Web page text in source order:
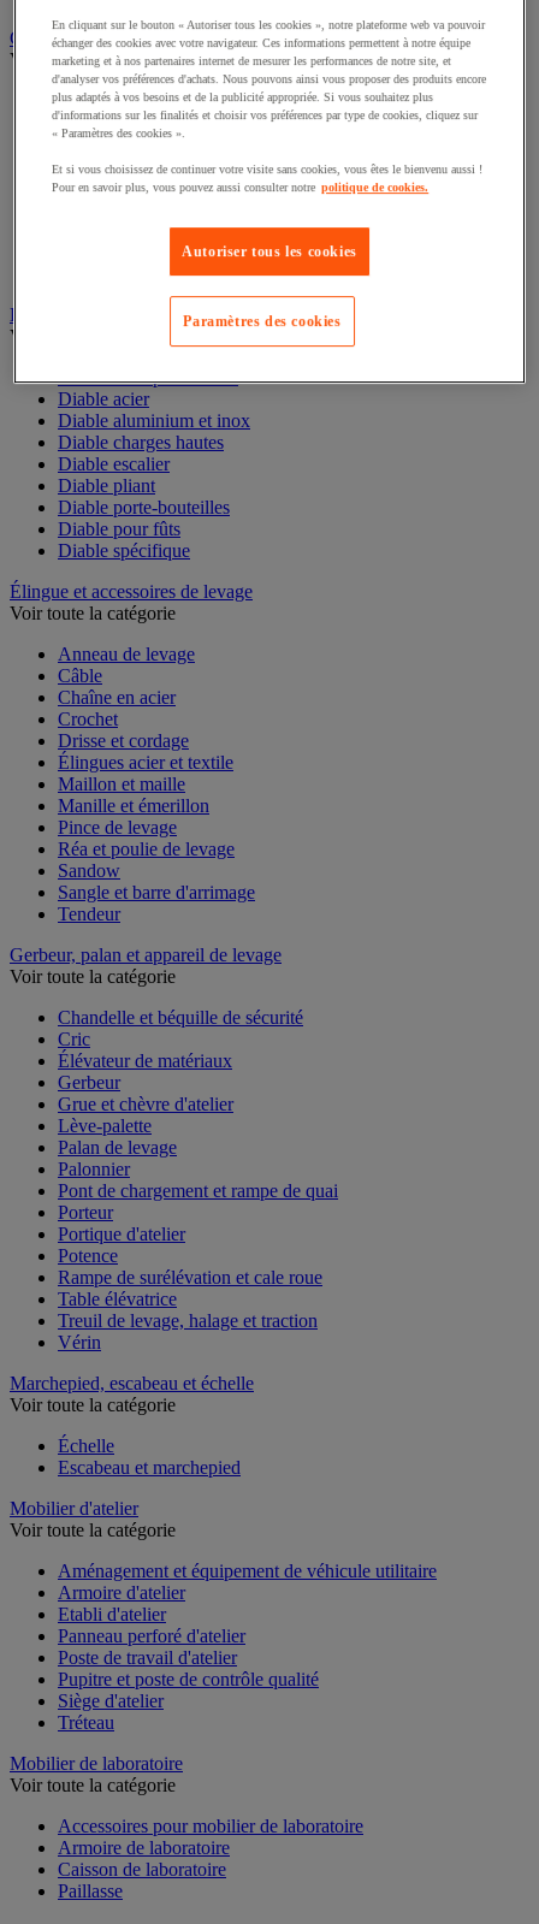
Convoyeur
Voir toute la catégorie
Accessoires pour convoyeur
Bille de manutention
Convoyeur à rouleaux
Convoyeur extensible et mobile
Convoyeur motorisé à bande
Rail et barrette de manutention
Rouleau de manutention et galet pour convoyeur
Diable
Voir toute la catégorie
Accessoires pour diable
Diable acier
Diable aluminium et inox
Diable charges hautes
Diable escalier
Diable pliant
Diable porte-bouteilles
Diable pour fûts
Diable spécifique
Élingue et accessoires de levage
Voir toute la catégorie
Anneau de levage
Câble
Chaîne en acier
Crochet
Drisse et cordage
Élingues acier et textile
Maillon et maille
Manille et émerillon
Pince de levage
Réa et poulie de levage
Sandow
Sangle et barre d'arrimage
Tendeur
Gerbeur, palan et appareil de levage
Voir toute la catégorie
Chandelle et béquille de sécurité
Cric
Élévateur de matériaux
Gerbeur
Grue et chèvre d'atelier
Lève-palette
Palan de levage
Palonnier
Pont de chargement et rampe de quai
Porteur
Portique d'atelier
Potence
Rampe de surélévation et cale roue
Table élévatrice
Treuil de levage, halage et traction
Vérin
Marchepied, escabeau et échelle
Voir toute la catégorie
Échelle
Escabeau et marchepied
Mobilier d'atelier
Voir toute la catégorie
Aménagement et équipement de véhicule utilitaire
Armoire d'atelier
Etabli d'atelier
Panneau perforé d'atelier
Poste de travail d'atelier
Pupitre et poste de contrôle qualité
Siège d'atelier
Tréteau
Mobilier de laboratoire
Voir toute la catégorie
Accessoires pour mobilier de laboratoire
Armoire de laboratoire
Caisson de laboratoire
Paillasse
En cliquant sur le bouton « Autoriser tous les cookies », notre plateforme web va pouvoir
échanger des cookies avec votre navigateur. Ces informations permettent à notre équipe
marketing et à nos partenaires internet de mesurer les performances de notre site, et
d'analyser vos préférences d'achats. Nous pouvons ainsi vous proposer des produits encore
plus adaptés à vos besoins et de la publicité appropriée. Si vous souhaitez plus
d'informations sur les finalités et choisir vos préférences par type de cookies, cliquez sur
« Paramètres des cookies ».
Et si vous choisissez de continuer votre visite sans cookies, vous êtes le bienvenu aussi !
Pour en savoir plus, vous pouvez aussi consulter notre politique de cookies.
Autoriser tous les cookies
Paramètres des cookies